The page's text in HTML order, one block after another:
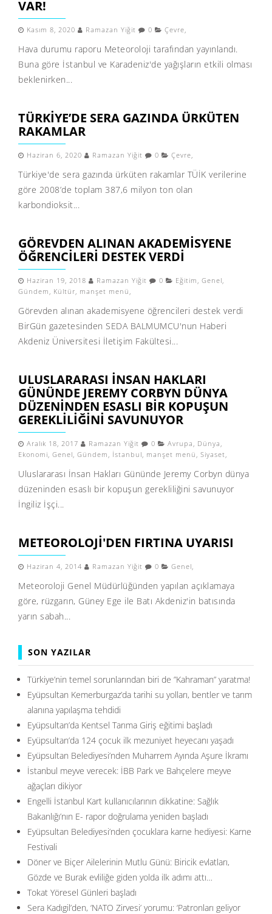
VAR!
Kasım 8, 2020 Ramazan Yiğit 0 Çevre,
Hava durumu raporu Meteoroloji tarafından yayınlandı.
Buna göre İstanbul ve Karadeniz'de yağışların etkili olması
beklenirken...
TÜRKIYE’DE SERA GAZINDA ÜRKÜTEN
RAKAMLAR
Haziran 6, 2020 Ramazan Yiğit 0 Çevre,
Türkiye'de sera gazında ürküten rakamlar TÜİK verilerine
göre 2008’de toplam 387,6 milyon ton olan
karbondioksit...
GÖREVDEN ALINAN AKADEMISYENE
ÖĞRENCILERI DESTEK VERDI
Haziran 19, 2018 Ramazan Yiğit 0 Eğitim , Genel,
Gündem , Kültür, manşet menü ,
Görevden alınan akademisyene öğrencileri destek verdi
BirGün gazetesinden SEDA BALMUMCU'nun Haberi
Akdeniz Üniversitesi İletişim Fakültesi...
ULUSLARARASI İNSAN HAKLARI
GÜNÜNDE JEREMY CORBYN DÜNYA
DÜZENINDEN ESASLI BIR KOPUŞUN
GEREKLILIĞINI SAVUNUYOR
Aralık 18, 2017 Ramazan Yiğit 0 Avrupa , Dünya ,
Ekonomi, Genel, Gündem , İstanbul, manşet menü , Siyaset,
Uluslararası İnsan Hakları Gününde Jeremy Corbyn dünya
düzeninden esaslı bir kopuşun gerekliliğini savunuyor
İngiliz İşçi...
METEOROLOJI'DEN FIRTINA UYARISI
Haziran 4, 2014 Ramazan Yiğit 0 Genel,
Meteoroloji Genel Müdürlüğünden yapılan açıklamaya
göre, rüzgarın, Güney Ege ile Batı Akdeniz'in batısında
yarın sabah...
SON YAZILAR
Türkiye’nin temel sorunlarından biri de ”Kahraman” yaratma!
Eyüpsultan Kemerburgaz’da tarihi su yolları, bentler ve tarım
alanına yapılaşma tehdidi
Eyüpsultan’da Kentsel Tarıma Giriş eğitimi başladı
Eyüpsultan’da 124 çocuk ilk mezuniyet heyecanı yaşadı
Eyüpsultan Belediyesi’nden Muharrem Ayında Aşure İkramı
İstanbul meyve verecek: İBB Park ve Bahçelere meyve
ağaçları dikiyor
Engelli İstanbul Kart kullanıcılarının dikkatine: Sağlık
Bakanlığı’nın E- rapor doğrulama yeniden başladı
Eyüpsultan Belediyesi’nden çocuklara karne hediyesi: Karne
Festivali
Döner ve Biçer Ailelerinin Mutlu Günü: Biricik evlatları,
Gözde ve Burak evliliğe giden yolda ilk adımı attı…
Tokat Yöresel Günleri başladı
Sera Kadıgil’den, ‘NATO Zirvesi’ yorumu: ‘Patronları geliyor